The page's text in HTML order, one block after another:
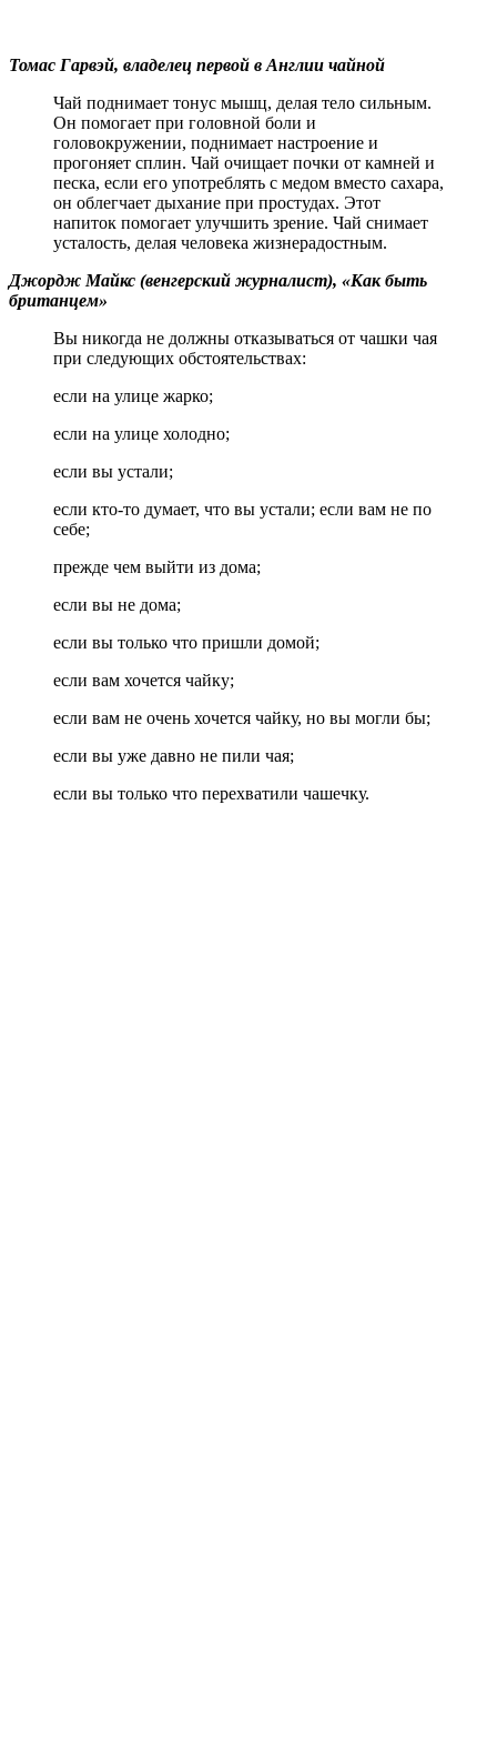
Томас Гарвэй, владелец первой в Англии чайной
Чай поднимает тонус мышц, делая тело сильным.
Он помогает при головной боли и
головокружении, поднимает настроение и
прогоняет сплин. Чай очищает почки от камней и
песка, если его употреблять с медом вместо сахара,
он облегчает дыхание при простудах. Этот
напиток помогает улучшить зрение. Чай снимает
усталость, делая человека жизнерадостным.
Джордж Майкс (венгерский журналист), «Как быть
британцем»
Вы никогда не должны отказываться от чашки чая
при следующих обстоятельствах:
если на улице жарко;
если на улице холодно;
если вы устали;
если кто‐то думает, что вы устали; если вам не по
себе;
прежде чем выйти из дома;
если вы не дома;
если вы только что пришли домой;
если вам хочется чайку;
если вам не очень хочется чайку, но вы могли бы;
если вы уже давно не пили чая;
если вы только что перехватили чашечку.